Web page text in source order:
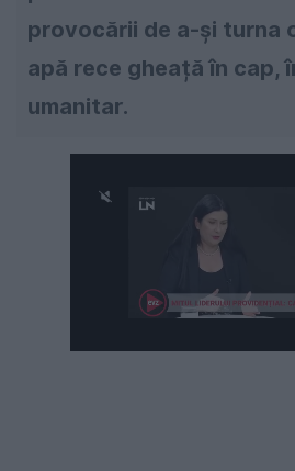
provocării de a-și turna
apă rece gheață în cap,
umanitar.